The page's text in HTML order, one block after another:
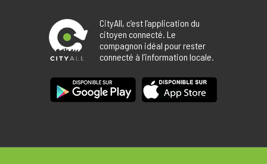
CityAll, c’est l’application du
citoyen connecté. Le
compagnon idéal pour rester
connecté à l’information locale.